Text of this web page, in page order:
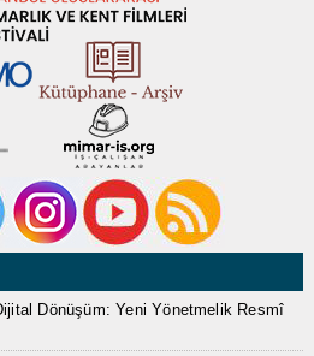
Dönüşüm: Yeni Yönetmelik Resmî